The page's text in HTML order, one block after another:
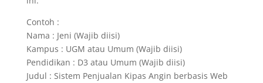
Contoh :
Nama : Jeni (Wajib diisi)
Kampus : UGM atau Umum (Wajib diisi)
Pendidikan : D3 atau Umum (Wajib diisi)
Judul : Sistem Penjualan Kipas Angin berbasis Web